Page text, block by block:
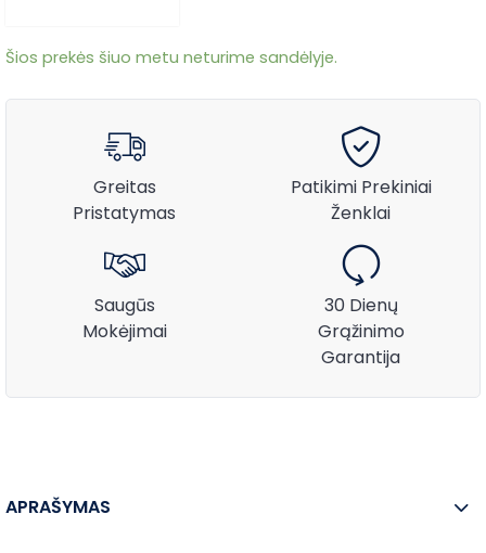
Šios prekės šiuo metu neturime sandėlyje.
Greitas
Pristatymas
Patikimi Prekiniai
Ženklai
Saugūs
Mokėjimai
30 Dienų
Grąžinimo
Garantija
APRAŠYMAS